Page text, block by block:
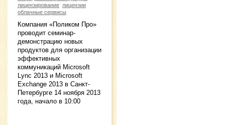
лицензирование лицензии
облачные сервисы
Компания «Поликом Про»
проводит семинар-
демонстрацию новых
продуктов для организации
эффективных
коммуникаций Microsoft
Lync 2013 и Microsoft
Exchange 2013 в Санкт-
Петербурге 14 ноября 2013
года, начало в 10:00